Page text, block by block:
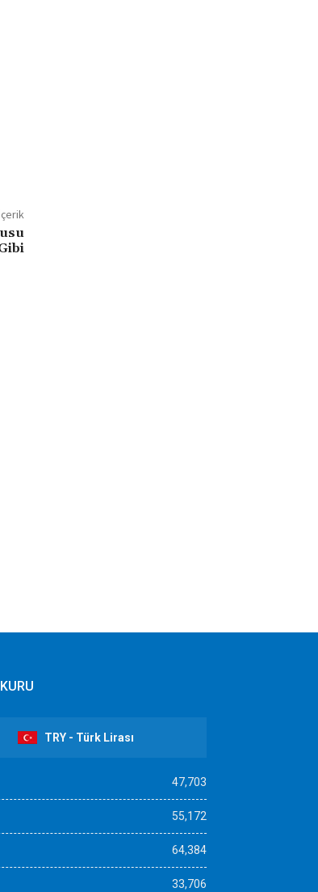
TRY - Türk Lirası
47,703
55,172
64,384
33,706